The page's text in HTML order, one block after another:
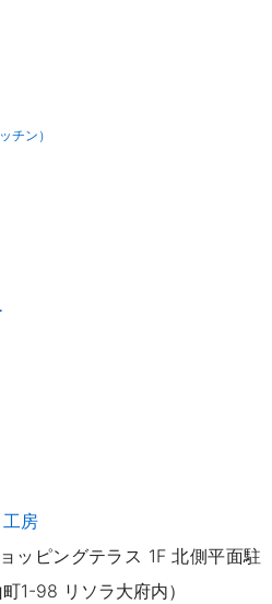
チン）
房
ッピングテラス 1F 北側平面駐
1-98 リソラ大府内）